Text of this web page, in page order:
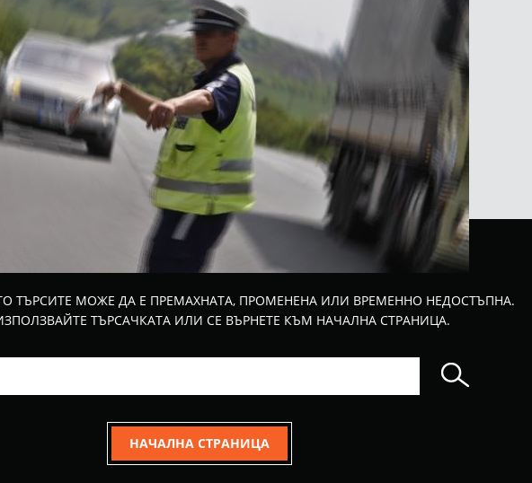
ТЪРСИТЕ МОЖЕ ДА Е ПРЕМАХНАТА, ПРОМЕНЕНА ИЛИ ВРЕМЕННО НЕДОСТЪПНА.
ТЪРСАЧКАТА ИЛИ СЕ ВЪРНЕТЕ КЪМ НАЧАЛНА СТРАНИЦА.
НАЧАЛНА СТРАНИЦА